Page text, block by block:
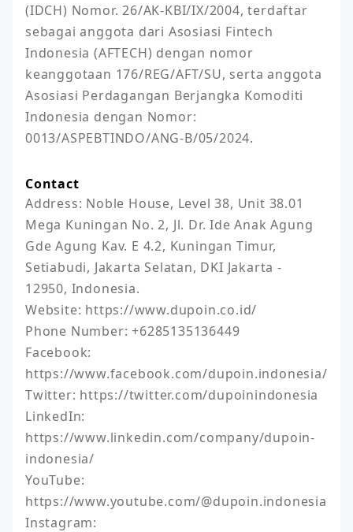
(IDCH) Nomor. 26/AK-KBI/IX/2004, terdaftar
sebagai anggota dari Asosiasi Fintech
Indonesia (AFTECH) dengan nomor
keanggotaan 176/REG/AFT/SU, serta anggota
Asosiasi Perdagangan Berjangka Komoditi
Indonesia dengan Nomor:
0013/ASPEBTINDO/ANG-B/05/2024.
Contact
Address: Noble House, Level 38, Unit 38.01
Mega Kuningan No. 2, Jl. Dr. Ide Anak Agung
Gde Agung Kav. E 4.2, Kuningan Timur,
Setiabudi, Jakarta Selatan, DKI Jakarta -
12950, Indonesia.
Website: https://www.dupoin.co.id/
Phone Number: +6285135136449
Facebook:
https://www.facebook.com/dupoin.indonesia/
Twitter: https://twitter.com/dupoinindonesia
LinkedIn:
https://www.linkedin.com/company/dupoin-
indonesia/
YouTube:
https://www.youtube.com/@dupoin.indonesia
Instagram: